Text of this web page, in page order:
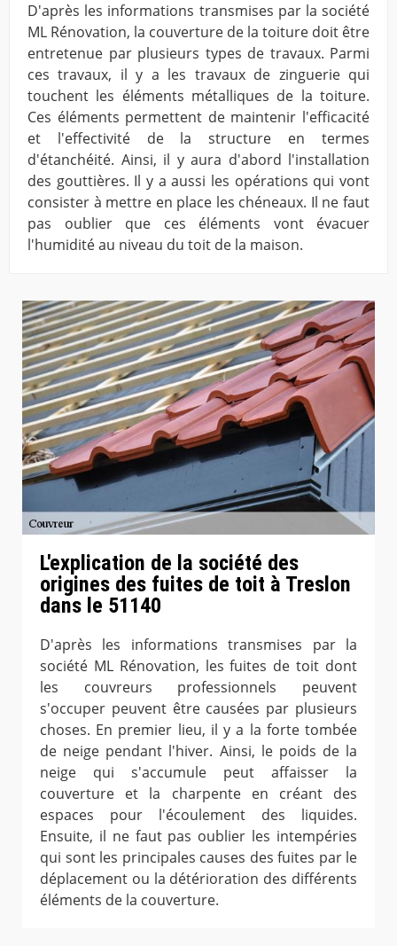
D'après les informations transmises par la société
ML Rénovation, la couverture de la toiture doit être
entretenue par plusieurs types de travaux. Parmi
ces travaux, il y a les travaux de zinguerie qui
touchent les éléments métalliques de la toiture.
Ces éléments permettent de maintenir l'efficacité
et l'effectivité de la structure en termes
d'étanchéité. Ainsi, il y aura d'abord l'installation
des gouttières. Il y a aussi les opérations qui vont
consister à mettre en place les chéneaux. Il ne faut
pas oublier que ces éléments vont évacuer
l'humidité au niveau du toit de la maison.
L'explication de la société des
origines des fuites de toit à Treslon
dans le 51140
D'après les informations transmises par la
société ML Rénovation, les fuites de toit dont
les couvreurs professionnels peuvent
s'occuper peuvent être causées par plusieurs
choses. En premier lieu, il y a la forte tombée
de neige pendant l'hiver. Ainsi, le poids de la
neige qui s'accumule peut affaisser la
couverture et la charpente en créant des
espaces pour l'écoulement des liquides.
Ensuite, il ne faut pas oublier les intempéries
qui sont les principales causes des fuites par le
déplacement ou la détérioration des différents
éléments de la couverture.